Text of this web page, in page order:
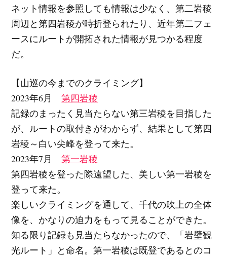
ネット情報を参照しても情報は少なく、第二岩稜
周辺と第四岩稜が時折登られたり、近年第二フェ
ースにルートが開拓された情報が見つかる程度
だ。
【山巡の今までのクライミング】
2023年6月第四岩稜
記録のまったく見当たらない第三岩稜を目指した
が、ルートの取付きがわからず、結果として第四
岩稜～白い尖峰を登って来た。
2023年7月第一岩稜
第四岩稜を登った際遠望した、美しい第一岩稜を
登って来た。
楽しいクライミングを通して、千代の吹上の全体
像を、かなりの迫力をもって見ることができた。
知る限り記録も見当たらなかったので、「岩壁観
光ルート」と命名。第一岩稜は既登であるとのコ